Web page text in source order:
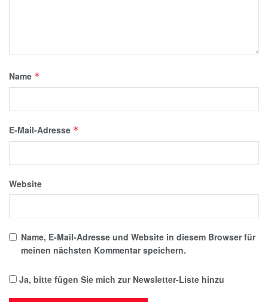
Name *
E-Mail-Adresse *
Website
Name, E-Mail-Adresse und Website in diesem Browser für
meinen nächsten Kommentar speichern.
Ja, bitte fügen Sie mich zur Newsletter-Liste hinzu